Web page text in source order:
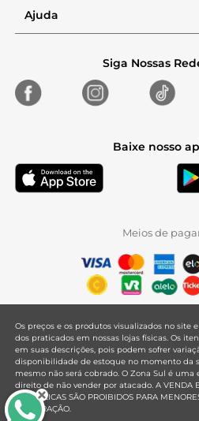
Ajuda
Siga Nossas
Baixe nosso
Meios de
Os preços e os produtos visualizados no site
dos praticados em nossas lojas físicas. Os
em suas descrições, pois podem sofrer
disponibilidade de estoque no momento da
mesmo não será cobrado. O Zona Sul é uma
direito de não vender por atacado. A VENDA
ALCOÓLICAS SÃO PROIBIDOS PARA
MODERAÇÃO.